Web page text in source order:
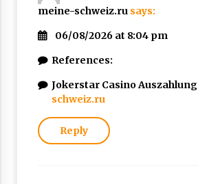
meine-schweiz.ru says:
06/08/2026 at 8:04 pm
References:
Jokerstar Casino Auszahlung
schweiz.ru
Reply